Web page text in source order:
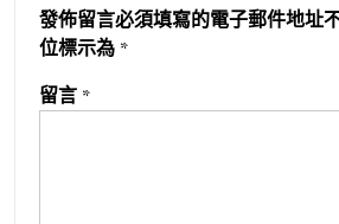
發佈留言必須填寫的電子郵件地址
位標示為 *
留言 *